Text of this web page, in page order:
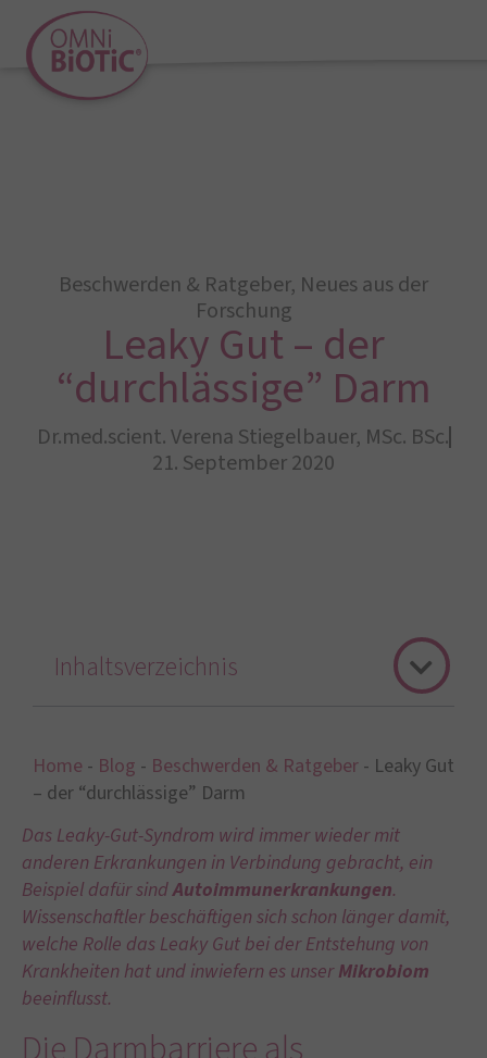
Beschwerden & Ratgeber, Neues aus der
Forschung
Leaky Gut – der
“durchlässige” Darm
Dr.med.scient. Verena Stiegelbauer, MSc. BSc.
21. September 2020
Home - Blog - Beschwerden & Ratgeber - Leaky Gut
– der “durchlässige” Darm
Das Leaky-Gut-Syndrom wird immer wieder mit
anderen Erkrankungen in Verbindung gebracht, ein
Beispiel dafür sindAutoimmunerkrankungen.
Wissenschaftler beschäftigen sich schon länger damit,
welche Rolle das Leaky Gut bei der Entstehung von
Krankheiten hat und inwiefern es unserMikrobiom
beeinflusst.
Inhaltsverzeichnis